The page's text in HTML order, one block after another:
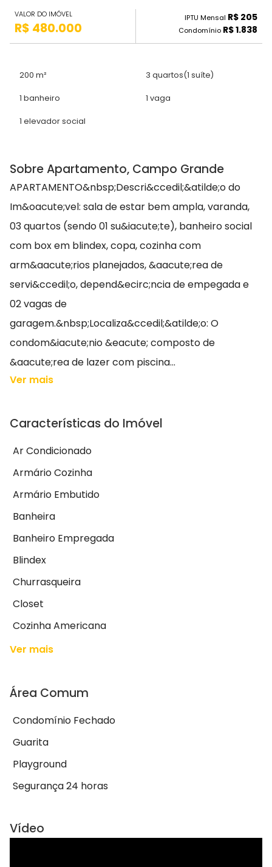
VALOR DO IMÓVEL
R$ 480.000
IPTU Mensal R$ 205
Condomínio R$ 1.838
200 m² 3 quartos(1 suíte)
1 banheiro 1 vaga
1 elevador social
Sobre Apartamento, Campo Grande
APARTAMENTO&nbsp;Descri&ccedil;&atilde;o do
Im&oacute;vel: sala de estar bem ampla, varanda,
03 quartos (sendo 01 su&iacute;te), banheiro social
com box em blindex, copa, cozinha com
arm&aacute;rios planejados, &aacute;rea de
servi&ccedil;o, depend&ecirc;ncia de empegada e
02 vagas de
garagem.&nbsp;Localiza&ccedil;&atilde;o: O
condom&iacute;nio &eacute; composto de
&aacute;rea de lazer com piscina...
Ver mais
Características do Imóvel
Ar Condicionado
Armário Cozinha
Armário Embutido
Banheira
Banheiro Empregada
Blindex
Churrasqueira
Closet
Cozinha Americana
Ver mais
Área Comum
Condomínio Fechado
Guarita
Playground
Segurança 24 horas
Vídeo